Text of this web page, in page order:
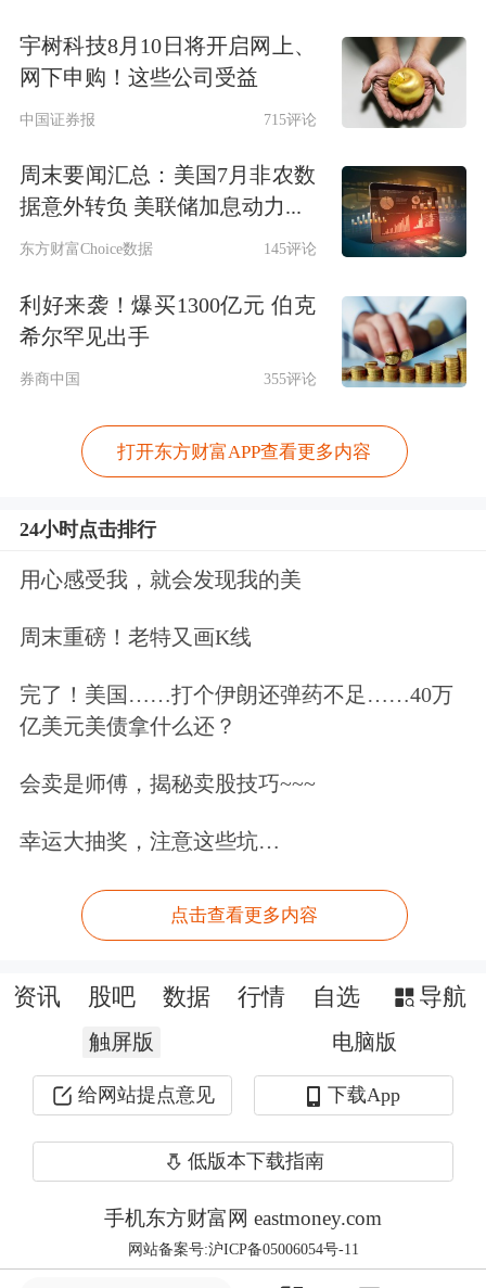
美元。”李斌说。
其次，支持
等贸易新业态主体
更加便利地在线办理外汇业务，总计超
10亿笔，服务中小微商户超180万户。
好实现提高业务办理效率和防控风险，
参与改革的银行从2024年末的16家扩大
要经办银行。包括展业改革业务在内，
境收支业务2.3万亿美元，较2024年增
长33%。
第四，将跨国公司本外币一体化资金池
政策推广到全国，完善了境内企业境外
上市资金管理，支持企业更加充分利用
国内国际两个市场。
第五，持续强化外汇市场建设和监管。
全年查处地下钱庄、通过虚假交易非法
跨境转移资金等外汇违法违规案件1100
多起，有效维护了外汇交易秩序。
在外汇市场方面，据介绍，2025年企
业、个人等跨境收入和支出总计15.6万
亿美元，较2024年增长近10%。跨境资
金由年初的净流出转为净流入，全年净
流入3021亿美元，银行结售汇顺差1966
亿美元。
宇树科技8月10日将开启网上、
网下申购！这些公司受益
中国证券报 715评论
周末要闻汇总：美国7月非农数
据意外转负 美联储加息动力...
东方财富Choice数据 145评论
利好来袭！爆买1300亿元 伯克
希尔罕见出手
券商中国 355评论
打开东方财富APP查看更多内容
24小时点击排行
用心感受我，就会发现我的美
周末重磅！老特又画K线
完了！美国……打个伊朗还弹药不足……40万
亿美元美债拿什么还？
会卖是师傅，揭秘卖股技巧~~~
幸运大抽奖，注意这些坑…
点击查看更多内容
资讯 股吧 数据 行情 自选 导航
触屏版 电脑版
给网站提点意见 下载App
低版本下载指南
手机东方财富网 eastmoney.com
网站备案号:沪ICP备05006054号-11